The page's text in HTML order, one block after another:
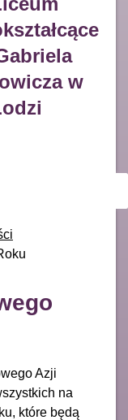
w
Azji
na
które będą